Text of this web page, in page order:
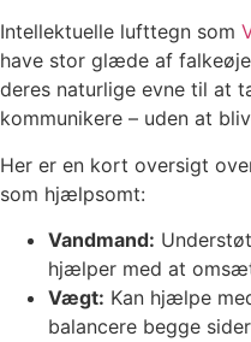
Intellektuelle lufttegn som
have stor glæde af
deres naturlige evne til at
kommunikere – uden at
Her er en kort oversigt
som hjælpsomt:
Vandmand:
hjælper med at
Vægt: Kan hjælpe
balancere begge